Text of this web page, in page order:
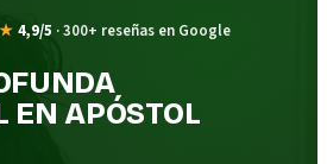
4,9/5 ·300+ reseñas en Google
EN APÓSTOL